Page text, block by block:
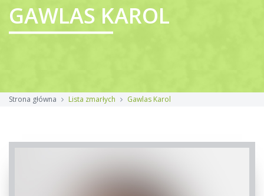
GAWLAS KAROL
Strona główna Lista zmarłych Gawlas Karol